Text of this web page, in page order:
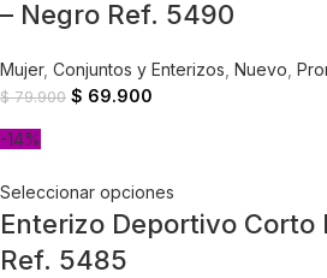
– Negro Ref. 5490
Mujer, Conjuntos y Enterizos Nuevo
$79.900 $ 69.900
-14%
Seleccionar opciones
Enterizo Deportivo Corto
Ref. 5485